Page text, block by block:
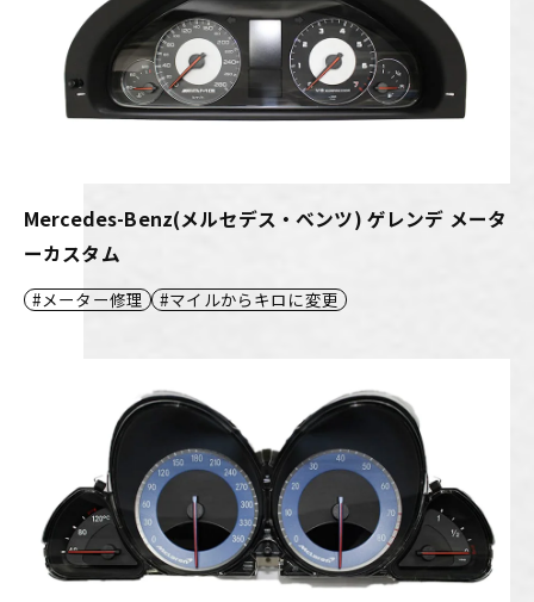
Mercedes-Benz(メルセデス・ベンツ) ゲレンデ メータ
ーカスタム
メーター修理 マイルからキロに変更